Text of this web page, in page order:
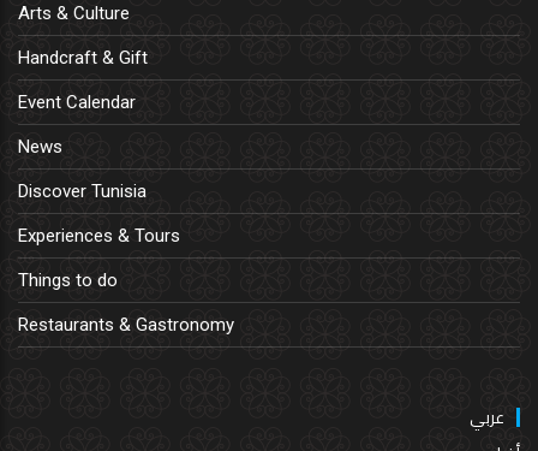
Arts & Culture
Handcraft & Gift
Event Calendar
News
Discover Tunisia
Experiences & Tours
Things to do
Restaurants & Gastronomy
عربي